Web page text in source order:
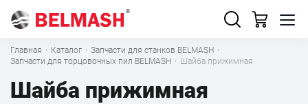
Главная · Каталог · Запчасти для станков BELMASH ·
Запчасти для торцовочных пил BELMASH · Шайба прижимная
Шайба прижимная